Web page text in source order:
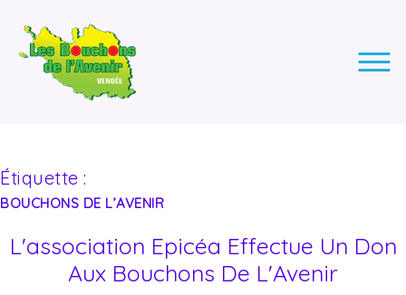
Étiquette :
BOUCHONS DE L’AVENIR
L'association Epicéa Effectue Un Don
Aux Bouchons De L'Avenir